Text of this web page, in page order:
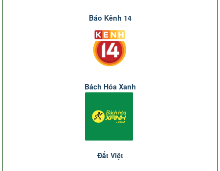
Báo Kênh 14
Bách Hóa Xanh
Đất Việt